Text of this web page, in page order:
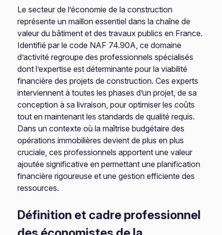
Le secteur de l’économie de la construction
représente un maillon essentiel dans la chaîne de
valeur du bâtiment et des travaux publics en France.
Identifié par le code NAF 74.90A, ce domaine
d’activité regroupe des professionnels spécialisés
dont l’expertise est déterminante pour la viabilité
financière des projets de construction. Ces experts
interviennent à toutes les phases d’un projet, de sa
conception à sa livraison, pour optimiser les coûts
tout en maintenant les standards de qualité requis.
Dans un contexte où la maîtrise budgétaire des
opérations immobilières devient de plus en plus
cruciale, ces professionnels apportent une valeur
ajoutée significative en permettant une planification
financière rigoureuse et une gestion efficiente des
ressources.
Définition et cadre professionnel